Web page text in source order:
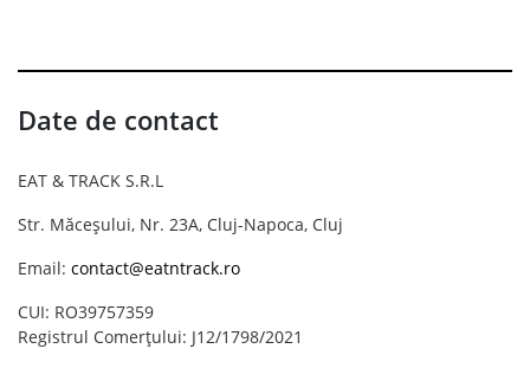
Date de contact
EAT & TRACK S.R.L
Str. Măceșului, Nr. 23A, Cluj-Napoca, Cluj
Email: contact@eatntrack.ro
CUI: RO39757359
Registrul Comerțului: J12/1798/2021